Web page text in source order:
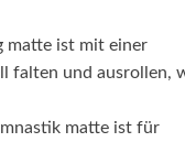
matte ist mit einer
falten und ausrollen,
matte ist für